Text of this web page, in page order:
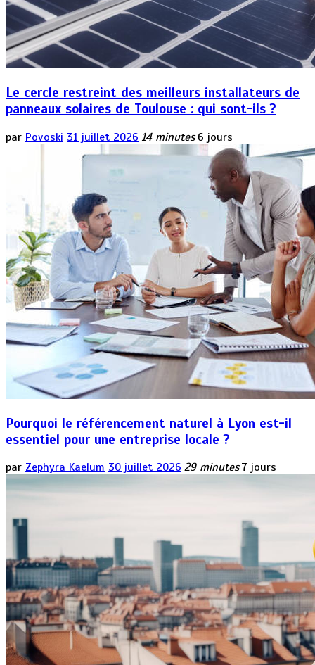
Le cercle restreint des meilleurs installateurs de
panneaux solaires de Toulouse : qui sont-ils ?
par Povoski 31 juillet 2026 14 minutes 6 jours
Pourquoi le référencement naturel à Lyon est-il
essentiel pour une entreprise locale ?
par Zephyra Kaelum 30 juillet 2026 29 minutes 7 jours